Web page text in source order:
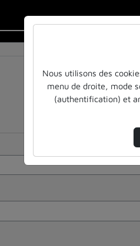
Nous utilisons des
menu de droite, mode
(authentification) et